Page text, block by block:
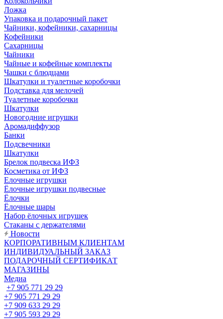
Ложка
Упаковка и подарочный пакет
Чайники, кофейники, сахарницы
Кофейники
Сахарницы
Чайники
Чайные и кофейные комплекты
Чашки с блюдцами
Шкатулки и туалетные коробочки
Подставка для мелочей
Туалетные коробочки
Шкатулки
Новогодние игрушки
Аромадиффузор
Банки
Подсвечники
Шкатулки
Брелок подвеска ИФЗ
Косметика от ИФЗ
Елочные игрушки
Ёлочные игрушки подвесные
Ёлочки
Ёлочные шары
Набор ёлочных игрушек
Стаканы с держателями
Новости
КОРПОРАТИВНЫМ КЛИЕНТАМ
ИНДИВИДУАЛЬНЫЙ ЗАКАЗ
ПОДАРОЧНЫЙ СЕРТИФИКАТ
МАГАЗИНЫ
Медиа
+7 905 771 29 29
+7 905 771 29 29
+7 909 633 29 29
+7 905 593 29 29